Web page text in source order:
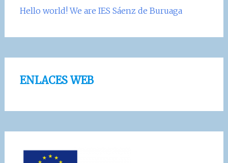
Hello world! We are IES Sáenz de Buruaga
ENLACES WEB